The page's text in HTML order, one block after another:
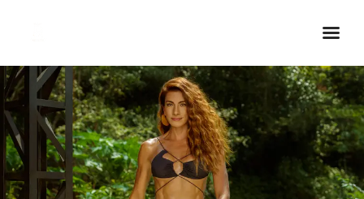
Inicio Real FM
Streaming
En Vivo
Descarga La APP